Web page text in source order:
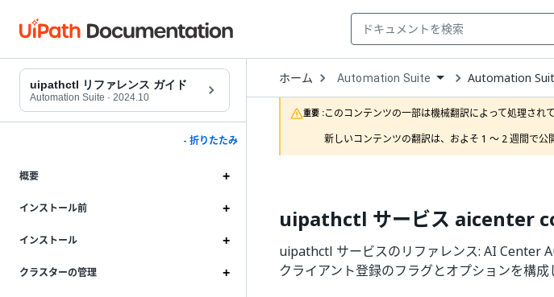
uipathctl リファレンス ガイド
Automation Suite · 2024.10
- 折りたたみ
概要
インストール前
インストール
クラスターの管理
ホーム Open
Dropdown
to
choose
product
Automation Suite Automation
重要 :このコンテンツの一部は機械翻訳によって処理され
新しいコンテンツの翻訳は、およそ 1 ～ 2 週間で公
uipathctl サービス aicenter
uipathctl サービスのリファレンス: AI Center
クライアント登録のフラグとオプションを構成